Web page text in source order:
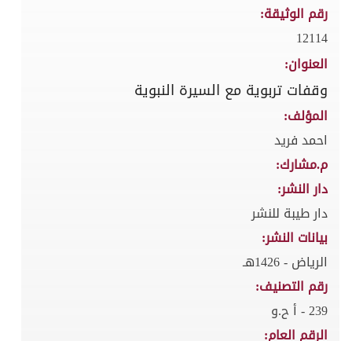
رقم الوثيقة:
12114
العنوان:
وقفات تربوية مع السيرة النبوية
المؤلف:
احمد فريد
م.مشارك:
دار النشر:
دار طيبة للنشر
بيانات النشر:
الرياض - 1426هـ
رقم التصنيف:
239 - أ ح.و
الرقم العام: